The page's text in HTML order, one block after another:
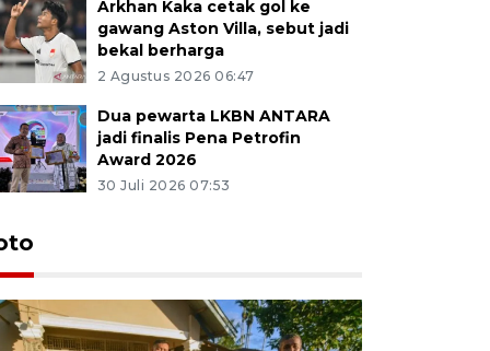
Arkhan Kaka cetak gol ke
gawang Aston Villa, sebut jadi
bekal berharga
2 Agustus 2026 06:47
Dua pewarta LKBN ANTARA
jadi finalis Pena Petrofin
Award 2026
30 Juli 2026 07:53